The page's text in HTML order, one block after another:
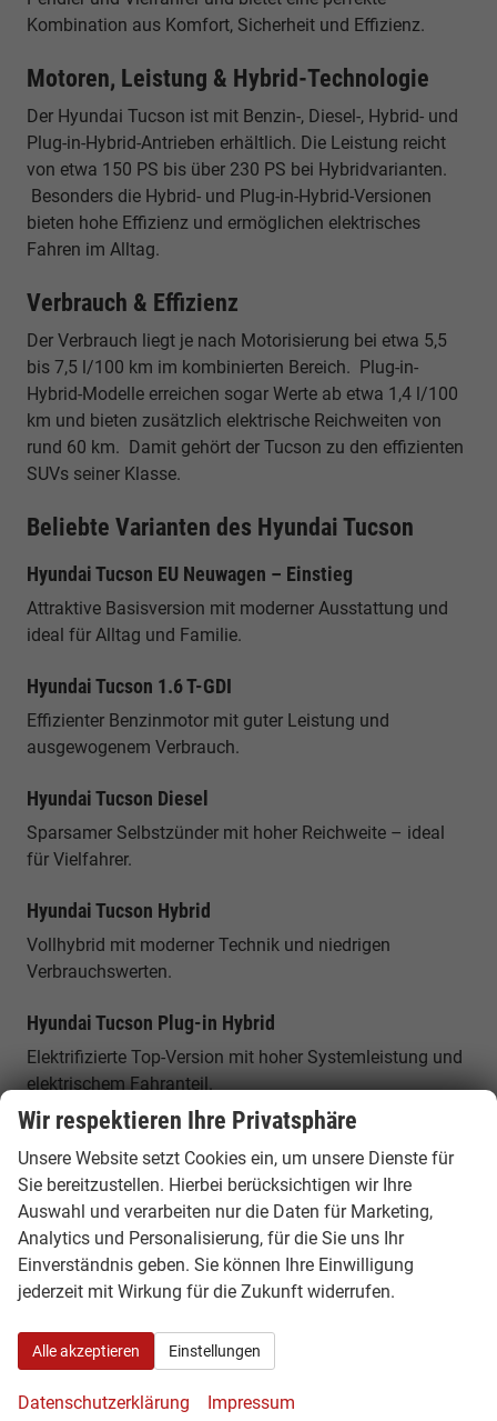
Kombination aus Komfort, Sicherheit und Effizienz.
Motoren, Leistung & Hybrid-Technologie
Der Hyundai Tucson ist mit Benzin-, Diesel-, Hybrid- und
Plug-in-Hybrid-Antrieben erhältlich. Die Leistung reicht
von etwa 150 PS bis über 230 PS bei Hybridvarianten.
Besonders die Hybrid- und Plug-in-Hybrid-Versionen
bieten hohe Effizienz und ermöglichen elektrisches
Fahren im Alltag.
Verbrauch & Effizienz
Der Verbrauch liegt je nach Motorisierung bei etwa 5,5
bis 7,5 l/100 km im kombinierten Bereich. Plug-in-
Hybrid-Modelle erreichen sogar Werte ab etwa 1,4 l/100
km und bieten zusätzlich elektrische Reichweiten von
rund 60 km. Damit gehört der Tucson zu den effizienten
SUVs seiner Klasse.
Beliebte Varianten des Hyundai Tucson
Hyundai Tucson EU Neuwagen – Einstieg
Attraktive Basisversion mit moderner Ausstattung und
ideal für Alltag und Familie.
Hyundai Tucson 1.6 T-GDI
Effizienter Benzinmotor mit guter Leistung und
ausgewogenem Verbrauch.
Hyundai Tucson Diesel
Sparsamer Selbstzünder mit hoher Reichweite – ideal
für Vielfahrer.
Hyundai Tucson Hybrid
Vollhybrid mit moderner Technik und niedrigen
Verbrauchswerten.
Hyundai Tucson Plug-in Hybrid
Elektrifizierte Top-Version mit hoher Systemleistung und
elektrischem Fahranteil.
Platzangebot & Kofferraum
Der Hyundai Tucson bietet ein Kofferraumvolumen von
etwa 546 bis 620 Litern, das sich auf bis zu rund 1.799
Liter erweitern lässt. Mit einer Länge von rund 4,51
Metern bietet er viel Platz für Familie, Gepäck und lange
Reisen.
Komfort, Technik & Ausstattung
Der Tucson verfügt über modernes Infotainment mit
großen Displays, digitales Cockpit und zahlreiche
Wir respektieren Ihre Privatsphäre
Unsere Website setzt Cookies ein, um unsere Dienste für
Sie bereitzustellen. Hierbei berücksichtigen wir Ihre
Auswahl und verarbeiten nur die Daten für Marketing,
Analytics und Personalisierung, für die Sie uns Ihr
Einverständnis geben. Sie können Ihre Einwilligung
jederzeit mit Wirkung für die Zukunft widerrufen.
Alle akzeptieren Einstellungen
Datenschutzerklärung Impressum